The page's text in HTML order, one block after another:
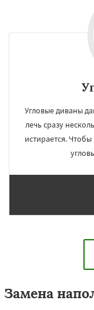
Угловые диваны
лечь сразу
истирается.
Замена